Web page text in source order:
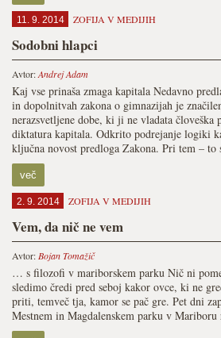
11. 9. 2014 ZOFIJA V MEDIJIH
Sodobni hlapci
Avtor:Andrej Adam
Kaj vse prinaša zmaga kapitala Nedavno
in dopolnitvah zakona o gimnazijah je
nerazsvetljene dobe, ki ji ne vladata človeška
diktatura kapitala. Odkrito podrejanje logiki
ključna novost predloga Zakona. Pri tem – to
več
2. 9. 2014 ZOFIJA V MEDIJIH
Vem, da nič ne vem
Avtor: Bojan Tomažič
… s filozofi v mariborskem parku Nič ni
sledimo čredi pred seboj kakor ovce, ki ne
priti, temveč tja, kamor se pač gre. Pet dni
Mestnem in Magdalenskem parku v